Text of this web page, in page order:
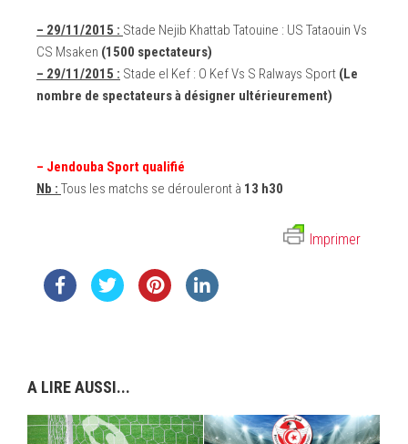
– 29/11/2015 : Stade Nejib Khattab Tatouine : US Tataouin Vs
CS Msaken (1500 spectateurs)
– 29/11/2015 : Stade el Kef : O Kef Vs S Ralways Sport (Le
nombre de spectateurs à désigner ultérieurement)
– Jendouba Sport qualifié
Nb : Tous les matchs se dérouleront à 13 h30
Imprimer
A LIRE AUSSI...